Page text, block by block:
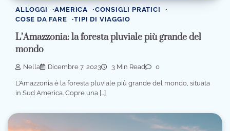
ALLOGGI AMERICA
CONSIGLI PRATICI
COSE DA FARE
TIPI DI VIAGGIO
L’Amazzonia: la foresta pluviale più grande del
mondo
Nella Dicembre 7, 2023 3 Min Read 0
L’Amazzonia è la foresta pluviale più grande del mondo, situata
in Sud America. Copre una […]